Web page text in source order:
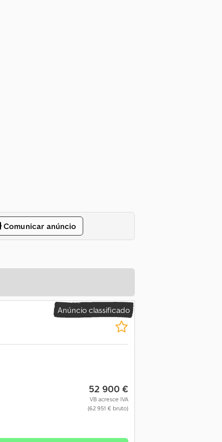
Comunicar anúncio
Anúncio classificado
52 900 €
VB acresce IVA
(62 951 € bruto)